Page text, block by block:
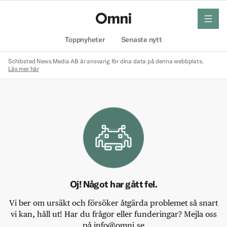
Toppnyheter Senaste nytt
meny
Schibsted News Media AB är ansvarig för dina data på denna webbplats.
Läs mer här
Oj! Något har gått fel.
Vi ber om ursäkt och försöker åtgärda problemet så snart
vi kan, håll ut! Har du frågor eller funderingar? Mejla oss